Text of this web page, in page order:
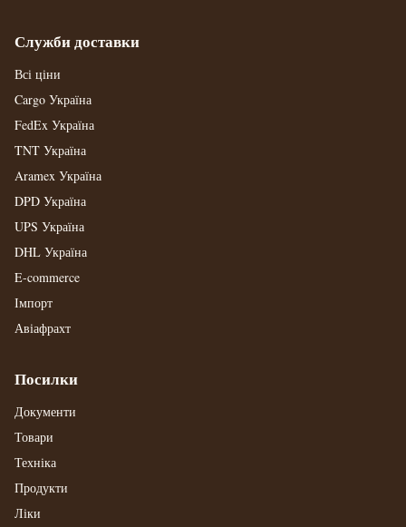
Служби доставки
Всі ціни
Cargo Україна
FedEx Україна
TNT Україна
Aramex Україна
DPD Україна
UPS Україна
DHL Україна
E-commerce
Імпорт
Авіафрахт
Посилки
Документи
Товари
Техніка
Продукти
Ліки